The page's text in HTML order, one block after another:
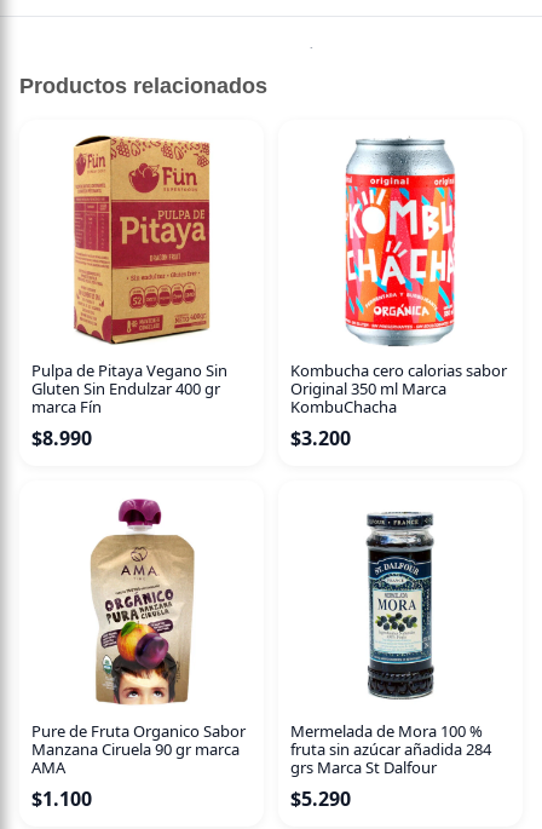
Esponjoso y fresco queque de limón , relleno de crema de
frambuesa y chocolate blanco , bañado de crocante de
Sin Azúcar, endulzado con Alulosa
Gourmet, de elaboración artesanal
Productos relacionados
Pulpa de Pitaya Vegano Sin
Gluten Sin Endulzar 400 gr
marca Fín
$8.990
Kombucha cero calorias sabor
Original 350 ml Marca
KombuChacha
$3.200
Pure de Fruta Organico Sabor
Manzana Ciruela 90 gr marca
AMA
$1.100
Mermelada de Mora 100 %
fruta sin azúcar añadida 284
grs Marca St Dalfour
$5.290